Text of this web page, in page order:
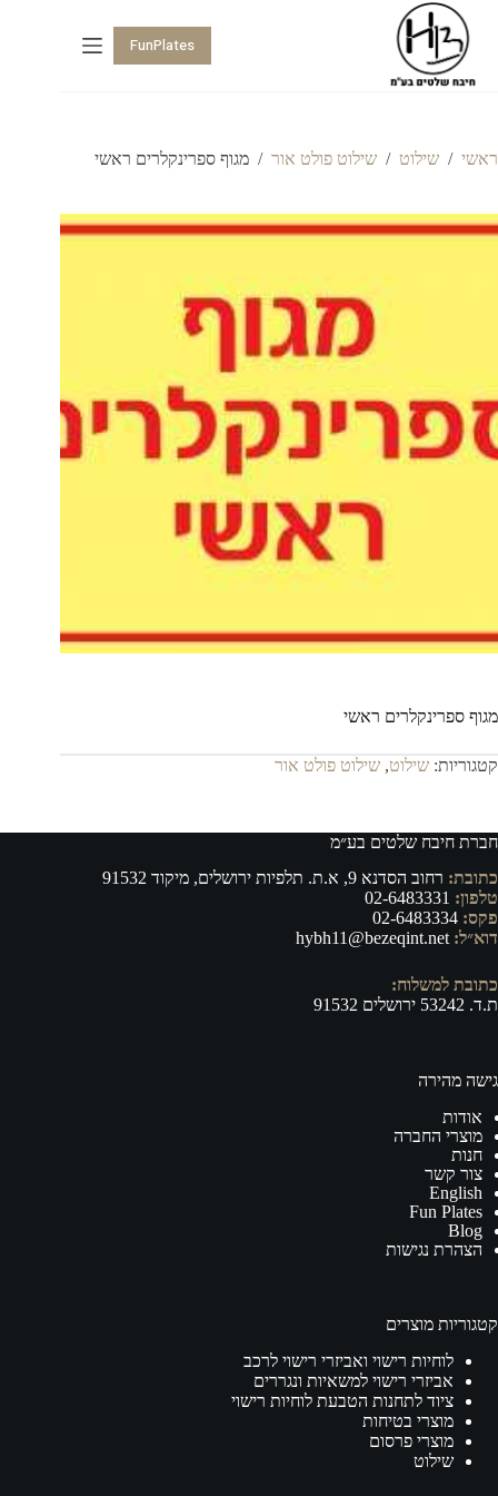
FunPlates
ראשי / שילוט / שילוט פולט אור / מגוף ספרינקלרים ראשי
מגוף ספרינקלרים ראשי
קטגוריות: שילוט, שילוט פולט אור
חברת חיבח שלטים בע״מ
כתובת: רחוב הסדנא 9, א.ת. תלפיות ירושלים, מיקוד 91532
טלפון: 02-6483331
פקס:
דוא״ל: hybh11@bezeqint.net
כתובת למשלוח:
ת.ד. 53242 ירושלים 91532
גישה מהירה
אודות
מוצרי החברה
חנות
צור קשר
English
Fun Plates
Blog
הצהרת נגישות
קטגוריות מוצרים
לוחיות רישוי ואביזרי רישוי לרכב
אביזרי רישוי למשאיות ונגררים
ציוד לתחנות הטבעת לוחיות רישוי
מוצרי בטיחות
מוצרי פרסום
שילוט